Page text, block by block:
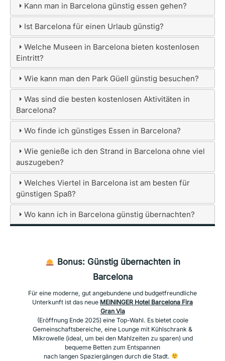
Kann man in Barcelona günstig essen gehen?
Ist Barcelona für einen Urlaub günstig?
Welche Museen in Barcelona bieten kostenlosen
Eintritt?
Wie kann man den Park Güell günstig besuchen?
Was sind die besten kostenlosen Aktivitäten in
Barcelona?
Wo finde ich günstiges Essen in Barcelona?
Wie genieße ich den Strand in Barcelona ohne viel
auszugeben?
Welches Viertel in Barcelona ist am besten für
günstigen Spaß?
Wo kann ich in Barcelona günstig übernachten?
Bonus: Günstig übernachten in
Barcelona
Für eine moderne, gut angebundene und budgetfreundliche
Unterkunft ist das neue MEININGER Hotel Barcelona Fira
Gran Via
(Eröffnung Ende 2025) eine Top-Wahl. Es bietet coole
Gemeinschaftsbereiche, eine Lounge mit Kühlschrank &
Mikrowelle (ideal, um bei den Mahlzeiten zu sparen) und
bequeme Betten zum Entspannen
nach langen Spaziergängen durch die Stadt.